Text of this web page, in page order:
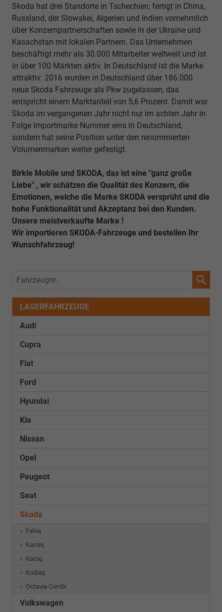
Skoda hat drei Standorte in Tschechien; fertigt in China,
Russland, der Slowakei, Algerien und Indien vornehmlich
über Konzernpartnerschaften sowie in der Ukraine und
Kasachstan mit lokalen Partnern. Das Unternehmen
beschäftigt mehr als 30.000 Mitarbeiter weltweit und ist
in über 100 Märkten aktiv. In Deutschland ist die Marke
attraktiv: 2016 wurden in Deutschland über 186.000
neue Skoda Fahrzeuge als Pkw zugelassen, das
entspricht einem Marktanteil von 5,6 Prozent. Damit war
Skoda im vergangenen Jahr nicht nur im achten Jahr in
Folge Importmarke Nummer eins in Deutschland,
sondern hat seine Position unter den renommierten
Volumenmarken weiter gefestigt.
Birkle Mobile und SKODA, das ist eine "ganz große
Liebe" , wir schätzen die Qualität des Konzern, die
Emotionen, welche die Marke SKODA versprüht und die
hohe Funktionalität und Akzeptanz bei den Kunden.
Unsere meistverkaufte Marke !
Wir importieren SKODA-Fahrzeuge und bestellen Ihr
Wunschfahrzeug!
Fahrzeugnr.
LAGERFAHRZEUGE
Audi
Cupra
Fiat
Ford
Hyundai
Kia
Nissan
Opel
Peugeot
Seat
Skoda
Fabia
Kamiq
Karoq
Kodiaq
Octavia Combi
Volkswagen